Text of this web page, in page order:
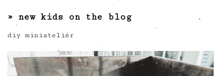
» new kids on the blog
diy miniateliér